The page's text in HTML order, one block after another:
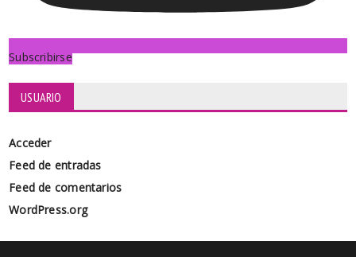
Subscribirse
USUARIO
Acceder
Feed de entradas
Feed de comentarios
WordPress.org